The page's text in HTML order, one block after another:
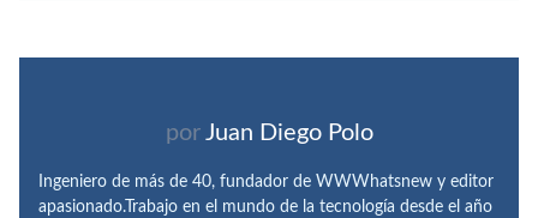
por Juan Diego Polo
Ingeniero de más de 40, fundador de WWWhatsnew y editor
apasionado.Trabajo en el mundo de la tecnología desde el año